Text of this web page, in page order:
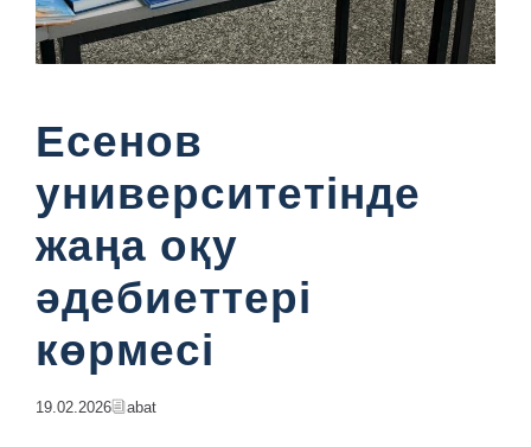
Есенов
университетінде
жаңа оқу
әдебиеттері
көрмесі
19.02.2026 Abat